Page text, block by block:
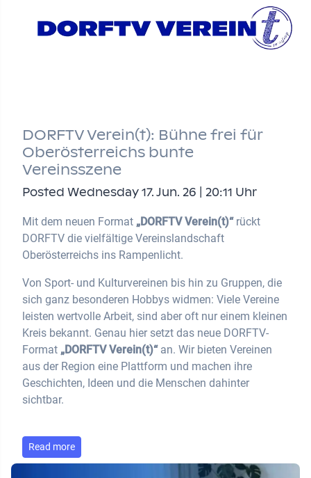
DORFTV Verein(t): Bühne frei für
Oberösterreichs bunte
Vereinsszene
Posted Wednesday 17. Jun. 26 | 20:11 Uhr
Mit dem neuen Format „DORFTV Verein(t)“rückt
DORFTV die vielfältige Vereinslandschaft
Oberösterreichs ins Rampenlicht.
Von Sport- und Kulturvereinen bis hin zu Gruppen, die
sich ganz besonderen Hobbys widmen: Viele Vereine
leisten wertvolle Arbeit, sind aber oft nur einem kleinen
Kreis bekannt. Genau hier setzt das neue DORFTV-
Format „DORFTV Verein(t)“an. Wir bieten Vereinen
aus der Region eine Plattform und machen ihre
Geschichten, Ideen und die Menschen dahinter
sichtbar.
Read more